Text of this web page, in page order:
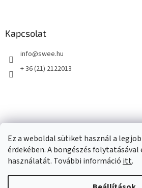
Ez a weboldal sütiket használ a
érdekében. A böngészés
használatát. További információ itt.
Kapcsolat
info@swee.hu
+ 36 (21) 2122013